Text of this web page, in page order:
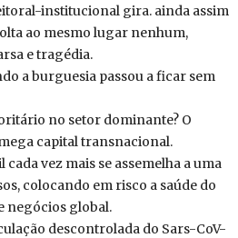
institucional gira. ainda assim
ao mesmo lugar nenhum,
e tragédia.
a burguesia passou a ficar sem
no setor dominante? O
capital transnacional.
cada vez mais se assemelha a uma
colocando em risco a saúde do
negócios global.
descontrolada do Sars-CoV-